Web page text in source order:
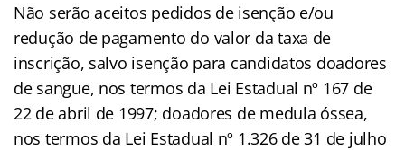
Não serão aceitos pedidos de isenção e/ou
redução de pagamento do valor da taxa de
inscrição, salvo isenção para candidatos doadores
de sangue, nos termos da Lei Estadual nº 167 de
22 de abril de 1997; doadores de medula óssea,
nos termos da Lei Estadual nº 1.326 de 31 de julho